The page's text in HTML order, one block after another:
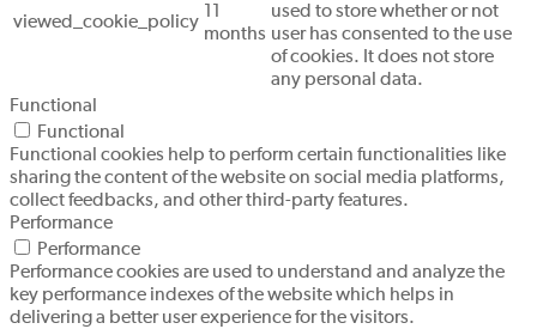
viewed_cookie_policy
months
used to store whether or not
user has consented to the use
of cookies. It does not store
any personal data.
Functional
Functional
Functional cookies help to perform certain functionalities like
sharing the content of the website on social media platforms,
collect feedbacks, and other third-party features.
Performance
Performance
Performance cookies are used to understand and analyze the
key performance indexes of the website which helps in
delivering a better user experience for the visitors.